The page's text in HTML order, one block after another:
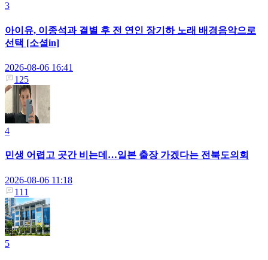
3
아이유, 이종석과 결별 후 전 연인 장기하 노래 배경음악으로
선택 [소셜in]
2026-08-06 16:41
125
4
민생 어렵고 곳간 비는데…일본 출장 가겠다는 전북도의회
2026-08-06 11:18
111
5